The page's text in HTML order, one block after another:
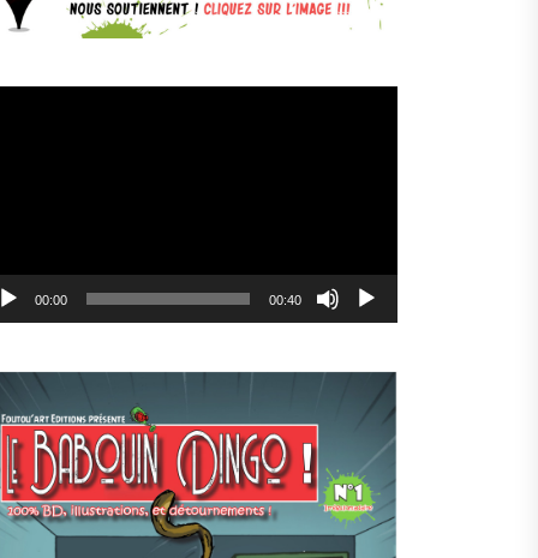
00:00 00:40